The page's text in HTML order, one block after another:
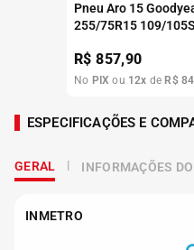
Pneu Aro 15
255/75R15 109/105S
R$857,90
No PIX ou 12x de R$ 84
ESPECIFICAÇÕES E
GERAL INFORMAÇÕES
INMETRO